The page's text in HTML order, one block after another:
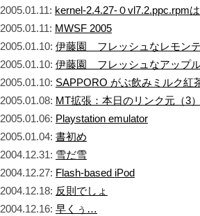
2005.01.11: kernel-2.4.27-０vl7.2.ppc.rpm
2005.01.11: MWSF 2005
2005.01.10: 伊藤園 フレッシュなレモン
2005.01.10: 伊藤園 フレッシュなアップ
2005.01.10: SAPPORO がぶ飲みミルク紅
2005.01.08: MT拡張：本日のリンク元（3
2005.01.06: Playstation emulator
2005.01.04: 書初め
2004.12.31: 雪だ雪
2004.12.27: Flash-based iPod
2004.12.18: 反則でしょ
2004.12.16: 早くぅ…